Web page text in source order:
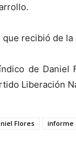
recibió de la
de Daniel
Liberación
Flores informe